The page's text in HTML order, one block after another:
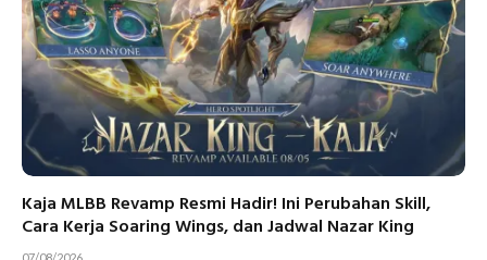
Kaja MLBB Revamp Resmi Hadir! Ini Perubahan Skill,
Cara Kerja Soaring Wings, dan Jadwal Nazar King